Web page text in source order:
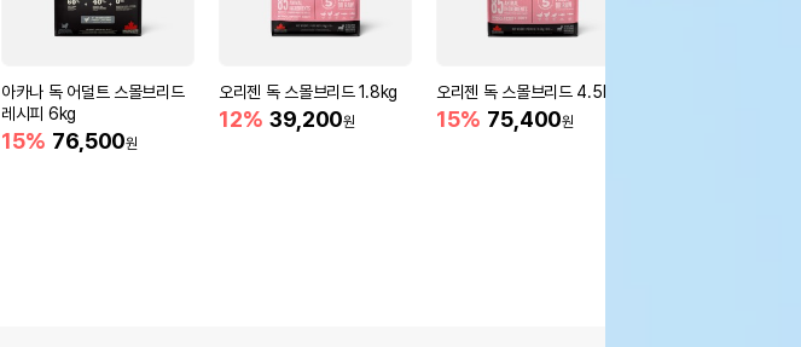
아카나 독 어덜트 스몰브리드
레시피 6kg
15% 76,500원
오리젠 독 스몰브리드 1.8kg
12% 39,200원
오리젠 독 스몰브리드 4.5kg
15% 75,400원